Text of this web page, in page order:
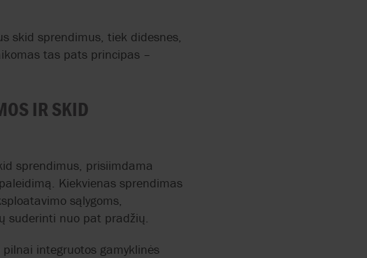
CHERRY-
skid sprendimus, tiek didesnes,
tas pats principas –
IR SKID
sprendimus, prisiimdama
Kiekvienas sprendimas
sąlygoms,
suderinti nuo pat pradžių.
integruotos gamyklinės